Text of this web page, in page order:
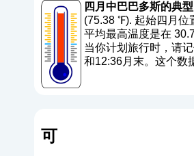
四月中巴巴多斯的典
(75.38 ℉). 起始四月位
平均最高温度是在
当你计划旅行时，请
和12:36月末。这个数
可